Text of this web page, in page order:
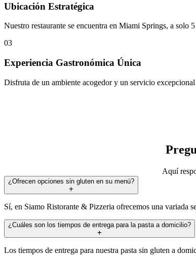
Ubicación Estratégica
Nuestro restaurante se encuentra en Miami Springs, a solo
03
Experiencia Gastronómica Única
Disfruta de un ambiente acogedor y un servicio
Aquí
¿Ofrecen opciones sin gluten en su menú?
Sí, en Siamo Ristorante & Pizzeria ofrecemos una variada
¿Cuáles son los tiempos de entrega para la pasta a domicilio?
Los tiempos de entrega para nuestra pasta sin gluten a